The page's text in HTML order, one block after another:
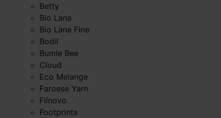
Betty
Bio Lana
Bio Lana Fine
Bodil
Bumle Bee
Cloud
Eco Melange
Faroese Yarn
Filnovo
Footprints